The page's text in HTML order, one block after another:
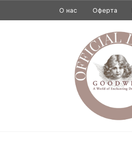
О нас Оферта